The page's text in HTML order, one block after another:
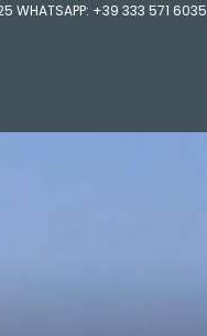
WHATSAPP: +39 333 571 6035